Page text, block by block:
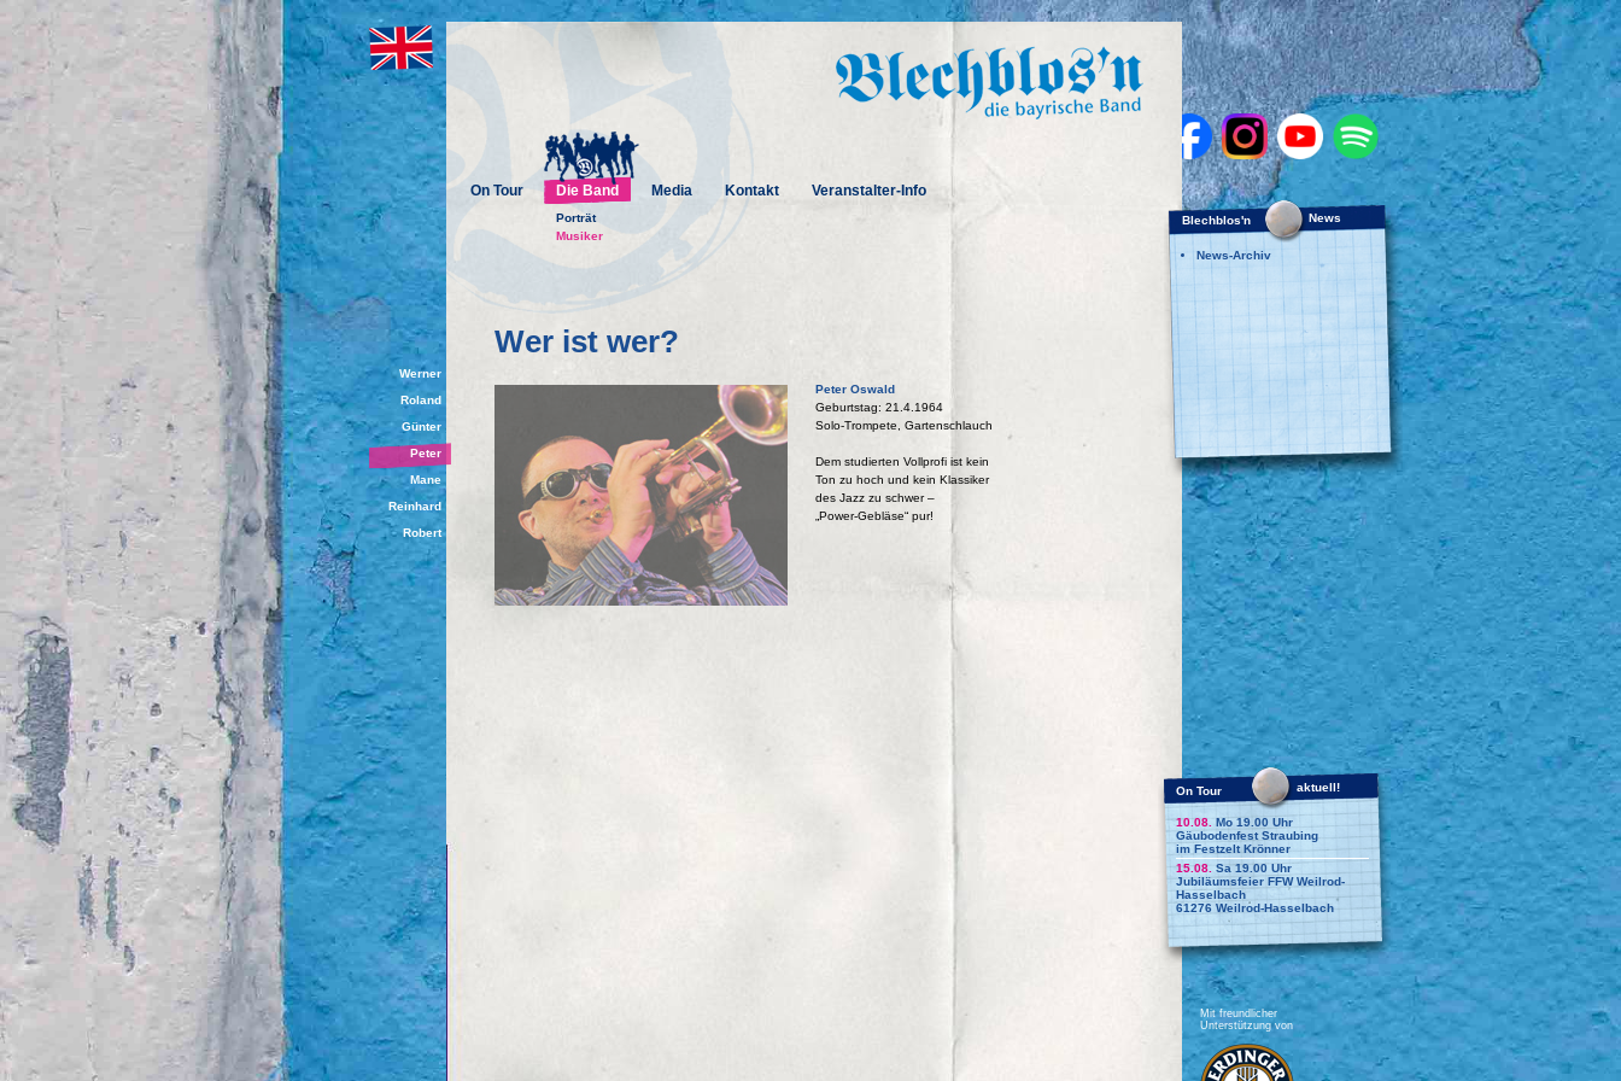
Werner
Roland
Günter
Peter
Mane
Reinhard
Robert
On Tour Die Band
Porträt
Musiker
Media Kontakt Veranstalter-Info
Wer ist wer?
Peter Oswald
Geburtstag: 21.4.1964
Solo-Trompete, Gartenschlauch
Dem studierten Vollprofi ist kein
Ton zu hoch und kein Klassiker
des Jazz zu schwer –
„Power-Gebläse“ pur!
Blechblos'n News
News-Archiv
On Tour aktuell!
10.08. Mo 19.00 Uhr
Gäubodenfest Straubing
im Festzelt Krönner
15.08. Sa 19.00 Uhr
Jubiläumsfeier FFW Weilrod-
Hasselbach
61276 Weilrod-Hasselbach
Mit freundlicher
Unterstützung von